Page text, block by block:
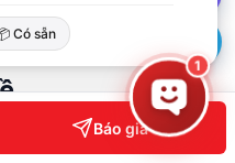
Báo giá
Nẵng — lắp đặt, tư
1
Có sẵn